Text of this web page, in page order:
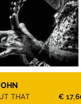
THAT €